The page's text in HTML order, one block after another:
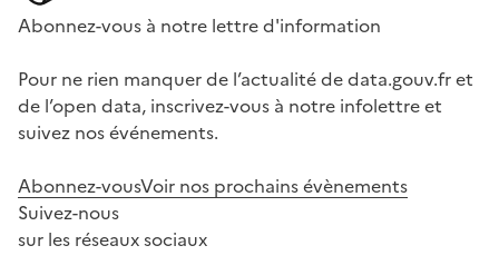
Abonnez-vous à notre lettre d'information
Pour ne rien manquer de l’actualité de data.gouv.fr et
de l’open data, inscrivez-vous à notre infolettre et
suivez nos événements.
Abonnez-vousVoir nos prochains évènements
Suivez-nous
sur les réseaux sociaux